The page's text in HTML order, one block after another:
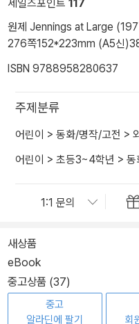
세일즈포인트 117
원제 Jennings at Large
276쪽152*223mm (A5신)
ISBN 9788958280637
주제분류
어린이 > 동화/명작/고전 >
어린이 > 초등3~4학년 > 동
새상품
eBook
중고상품 (37)
중고
알라딘에 팔기
회